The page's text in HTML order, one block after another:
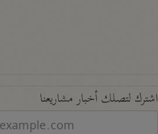
اشترك لتصلك أخبار مشاريعنا